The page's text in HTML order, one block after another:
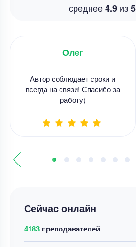
Сейчас онлайн
4183 преподавателей
среднее4.9 из5
Олег
Автор соблюдает сроки и
всегда на связи! Спасибо за
работу)